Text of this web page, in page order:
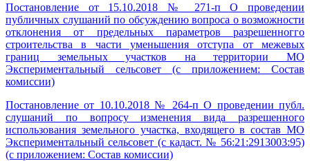
Постановление от 15.10.2018 № 271-п О проведении
публичных слушаний по обсуждению вопроса о возможности
отклонения от предельных параметров разрешенногго
строительства в части уменьшения отступа от межевых
границ земельных участков на территории МО
Экспериментальный сельсовет (с приложением: Состав
комиссии)
Постановление от 10.10.2018 № 264-п О проведении публ.
слушаний по вопросу изменения вида разрешенного
использования земельного участка, входящего в состав МО
Экспериментальный сельсовет (с кадаст. № 56:21:2913003:95)
(с приложением: Состав комиссии)